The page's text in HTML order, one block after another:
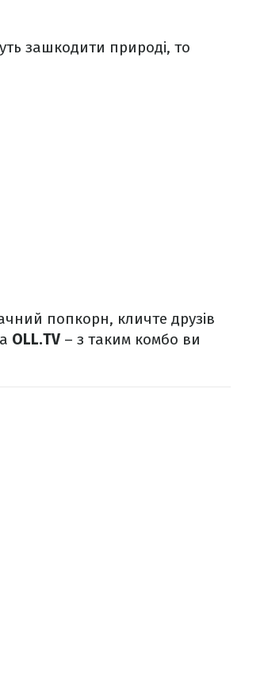
зашкодити природі, то
попкорн, кличте друзів
OLL.TV – з таким комбо ви